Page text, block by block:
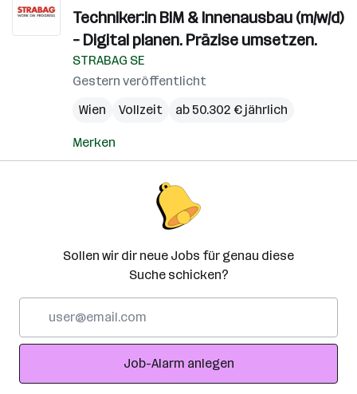
Techniker:in BIM & Innenausbau (m/w/d)
– Digital planen. Präzise umsetzen.
STRABAG SE
Gestern veröffentlicht
Wien
Vollzeit ab 50.302 € jährlich
Merken
Sollen wir dir neue Jobs für genau diese
Suche schicken?
Adresse
Job-Alarm anlegen